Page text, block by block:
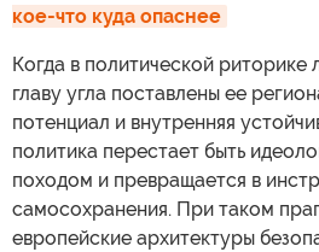
кое-что куда опаснее
Когда в политической риторике
главу угла поставлены ее
потенциал и внутренняя
политика перестает быть
походом и превращается в
самосохранения. При таком
европейские архитектуры